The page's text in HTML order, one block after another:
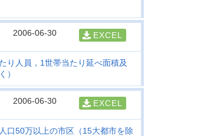
2006-06-30 EXCEL
り人員，1世帯当たり延べ面積及
）
2006-06-30 EXCEL
口50万以上の市区（15大都市を除